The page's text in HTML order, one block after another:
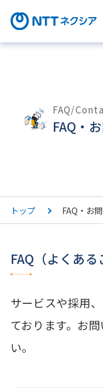
FAQ/
FAQ・
トップ FAQ・お
FAQ（よくある
サービスや採用
ております。お
い。